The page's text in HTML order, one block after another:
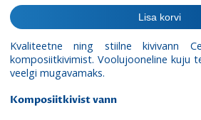
Cecilia
kogus
Lisa korvi
Kvaliteetne ning stiilne kivivann
komposiitkivimist. Voolujooneline kuju
veelgi mugavamaks.
Komposiitkivist vann